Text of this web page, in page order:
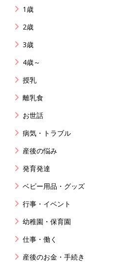
1歳
2歳
3歳
4歳～
授乳
離乳食
お世話
病気・トラブル
産後の悩み
発育発達
ベビー用品・グッズ
行事・イベント
幼稚園・保育園
仕事・働く
産後のお金・手続き